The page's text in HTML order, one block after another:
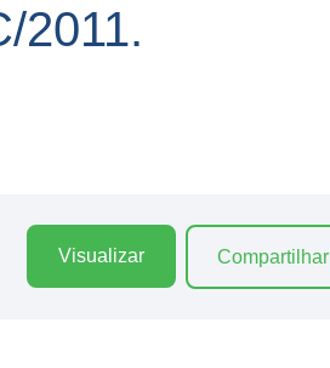
2011.
Visualizar Compartilhar